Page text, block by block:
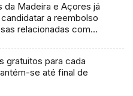
da Madeira e Açores já
a reembolso
relacionadas com
gratuitos para cada
se até final de